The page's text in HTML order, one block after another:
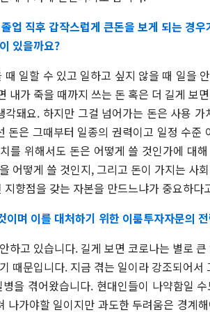
업 직후 갑작스럽게 큰돈을 보게 되는 경
있을까요?
일할 수 있고 일하고 싶지 않을 때 일을
가 죽을 때까지 쓰는 돈 혹은 더 길게 보
돼요. 하지만 그걸 넘어가는 돈은 사용 가
은 그때부터 일종의 권력이고 일정 수준
를 위해서도 돈은 어떻게 쓸 것인가에 대
어떻게 쓸 것인지, 그리고 돈이 가지는 사
향점을 갖는 자본을 만드느냐가 중요하다
며 이를 대처하기 위한 이룸투자자문의
고 있습니다. 길게 보면 코로나는 별로
때문입니다. 지금 겪는 일이라 강조되어서
을 겪어왔습니다. 현대인들이 나약함일
가야할 일이지만 과도한 두려움은 경계